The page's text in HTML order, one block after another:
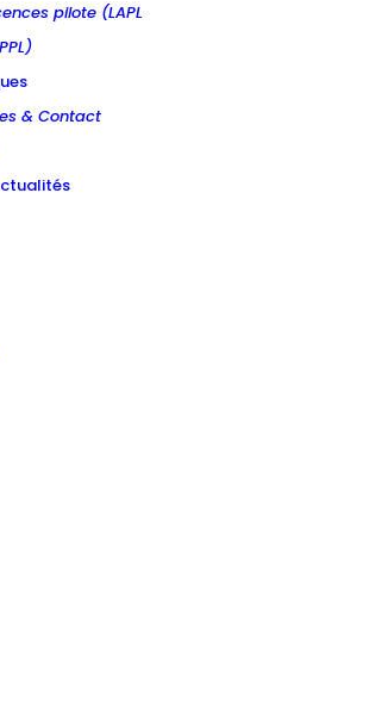
pilote (LAPL
& Contact